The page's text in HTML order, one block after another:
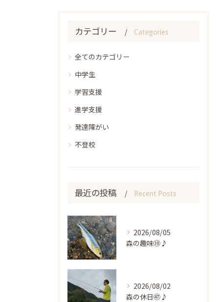
カテゴリー Categories
全てのカテゴリー
中学生
学習支援
進学支援
発達障がい
不登校
最近の投稿 Recent Posts
2026/08/05
森の趣味⑩♪
2026/08/02
森の休日㊼♪